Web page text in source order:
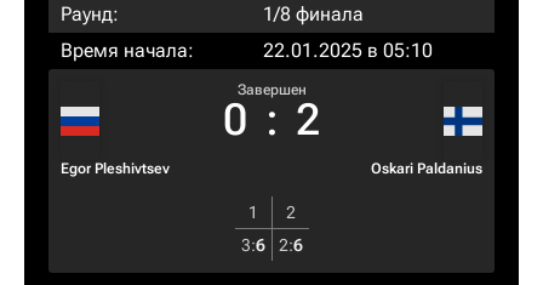
Раунд:
1/8 финала
Время начала:
22.01.2025 в 05:10
Egor Pleshivtsev
Завершен
0 : 2
Oskari Paldanius
1
2
3:6 2:6